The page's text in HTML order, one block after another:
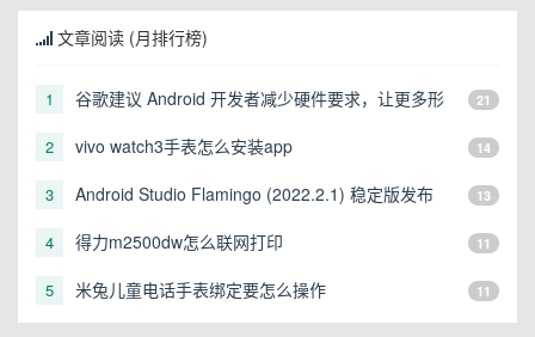
文章阅读 (月排行榜)
1
谷歌建议 Android 开发者减少硬件要求，让更多形
21
2 vivo watch3手表怎么安装app 14
3 Android Studio Flamingo (2022.2.1) 稳定版发布 13
4 得力m2500dw怎么联网打印 11
5 米兔儿童电话手表绑定要怎么操作 11